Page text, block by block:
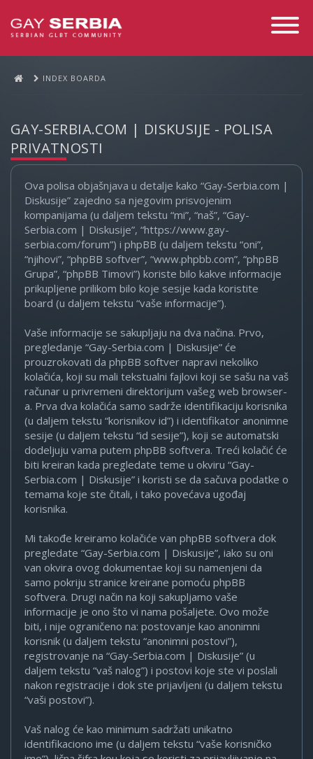
Toggle
INDEX BOARDA
GAY-SERBIA.COM | DISKUSIJE - POLISA
PRIVATNOSTI
Ova polisa objašnjava u detalje kako “Gay-Serbia.com |
Diskusije” zajedno sa njegovim prisvojenim
kompanijama (u daljem tekstu “mi”, “naš”, “Gay-
Serbia.com | Diskusije”, “https://www.gay-
serbia.com/forum”) i phpBB (u daljem tekstu “oni”,
“njihovi”, “phpBB softver”, “www.phpbb.com”, “phpBB
Grupa”, “phpBB Timovi”) koriste bilo kakve informacije
prikupljene prilikom bilo koje sesije kada koristite
board (u daljem tekstu “vaše informacije”).
Vaše informacije se sakupljaju na dva načina. Prvo,
pregledanje “Gay-Serbia.com | Diskusije” će
prouzrokovati da phpBB softver napravi nekoliko
kolačića, koji su mali tekstualni fajlovi koji se sašu na vaš
računar u privremeni direktorijum vašeg web browser-
a. Prva dva kolačića samo sadrže identifikaciju korisnika
(u daljem tekstu “korisnikov id”) i identifikator anonimne
sesije (u daljem tekstu “id sesije”), koji se automatski
dodeljuju vama putem phpBB softvera. Treći kolačić će
biti kreiran kada pregledate teme u okviru “Gay-
Serbia.com | Diskusije” i koristi se da sačuva podatke o
temama koje ste čitali, i tako povećava ugođaj
korisnika.
Mi takođe kreiramo kolačiće van phpBB softvera dok
pregledate “Gay-Serbia.com | Diskusije”, iako su oni
van okvira ovog dokumentae koji su namenjeni da
samo pokriju stranice kreirane pomoću phpBB
softvera. Drugi način na koji sakupljamo vaše
informacije je ono što vi nama pošaljete. Ovo može
biti, i nije ograničeno na: postovanje kao anonimni
korisnik (u daljem tekstu “anonimni postovi”),
registrovanje na “Gay-Serbia.com | Diskusije” (u
daljem tekstu “vaš nalog”) i postovi koje ste vi poslali
nakon registracije i dok ste prijavljeni (u daljem tekstu
“vaši postovi”).
Vaš nalog će kao minimum sadržati unikatno
identifikaciono ime (u daljem tekstu “vaše korisničko